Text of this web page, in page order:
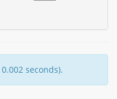
seconds).